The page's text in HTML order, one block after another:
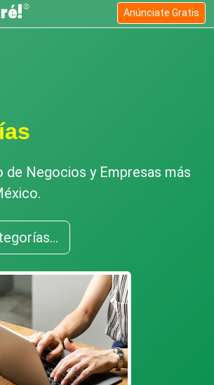
Anúnciate Gratis
de Negocios y Empresas más